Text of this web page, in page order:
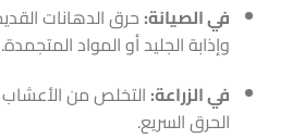
في الصيانة: حرق الدهانات
وإذابة الجليد أو المواد المتجمدة.
في الزراعة: التخلص من الأعشاب
الحرق السريع.